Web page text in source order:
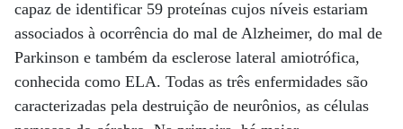
capaz de identificar 59 proteínas cujos níveis estariam
associados à ocorrência do mal de Alzheimer, do mal de
Parkinson e também da esclerose lateral amiotrófica,
conhecida como ELA. Todas as três enfermidades são
caracterizadas pela destruição de neurônios, as células